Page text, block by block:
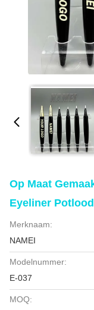
Op Maat
Eyeliner
Merknaam:
NAMEI
Modelnummer:
E-037
MOQ: